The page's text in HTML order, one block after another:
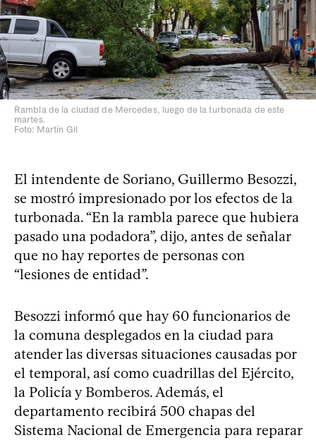
Rambla de la ciudad de Mercedes, luego de la turbonada de este
martes.
Foto: Martín Gil
El intendente de Soriano, Guillermo Besozzi,
se mostró impresionado por los efectos de la
turbonada. “En la rambla parece que hubiera
pasado una podadora”, dijo, antes de señalar
que no hay reportes de personas con
“lesiones de entidad”.
Besozzi informó que hay 60 funcionarios de
la comuna desplegados en la ciudad para
atender las diversas situaciones causadas por
el temporal, así como cuadrillas del Ejército,
la Policía y Bomberos. Además, el
departamento recibirá 500 chapas del
Sistema Nacional de Emergencia para reparar